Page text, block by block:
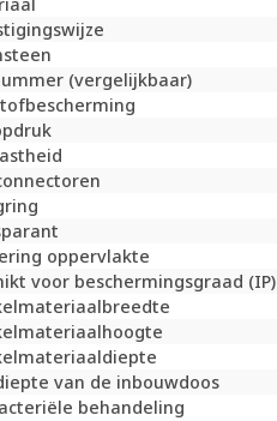
(vergelijkbaar)
oppervlakte
voor beschermingsgraad (IP)
van de inbouwdoos
behandeling